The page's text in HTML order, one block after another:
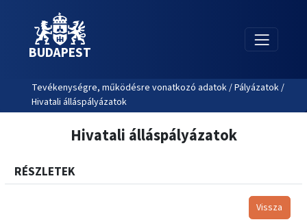
BUDAPEST
Tevékenységre, működésre vonatkozó adatok / Pályázatok /
Hivatali álláspályázatok
Hivatali álláspályázatok
RÉSZLETEK
Vissza